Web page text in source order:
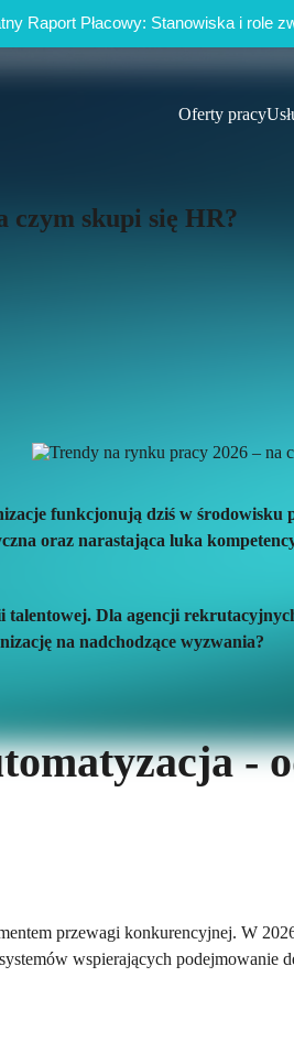
Raport Płacowy: Stanowiska i role
Oferty pracy
czym skupi się HR?
funkcjonują dziś w
oraz narastająca luka
talentowej. Dla agencji
na nadchodzące wyzwania?
-
przewagi konkurencyjnej. W
wspierających podejmowanie